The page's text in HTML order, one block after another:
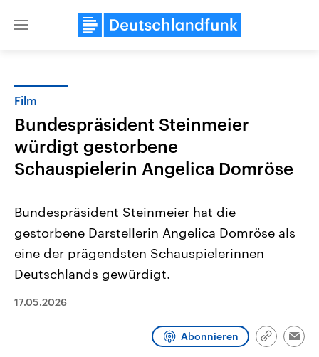
Close
Landtagswahl Sachsen-Anhalt
2026
Alle Informationen
Sachsen-Anhalt wählt am 6.
Landtag. Seit 2021 wird das
Wahlprogramme, aktuelle Berichte
USA
Aktuelle Beiträge,
aktuelle Weltgeschehen.
Film
Bundespräsident Steinmeier
würdigt gestorbene
Schauspielerin Angelica Domröse
Bundespräsident Steinmeier hat die
gestorbene Darstellerin Angelica Domröse als
eine der prägendsten Schauspielerinnen
Deutschlands gewürdigt.
17.05.2026
Abonnieren
Link